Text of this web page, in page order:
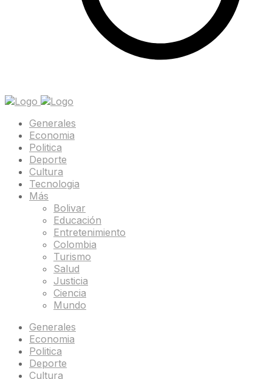
Generales
Economia
Politica
Deporte
Cultura
Tecnologia
Más
Bolivar
Educación
Entretenimiento
Colombia
Turismo
Salud
Justicia
Ciencia
Mundo
Generales
Economia
Politica
Deporte
Cultura